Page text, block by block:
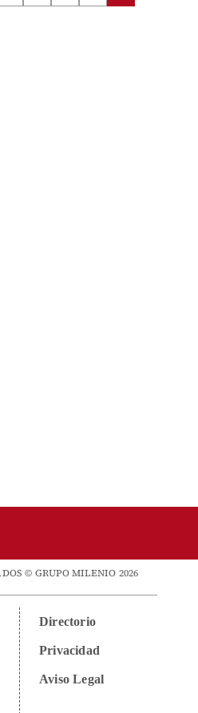
© GRUPO MILENIO 2026
Directorio
Privacidad
Aviso Legal